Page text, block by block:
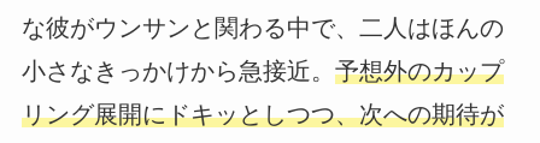
な彼がウンサンと関わる中で、二人はほんの
小さなきっかけから急接近。 予想外のカップ
リング展開にドキッとしつつ、次への期待が